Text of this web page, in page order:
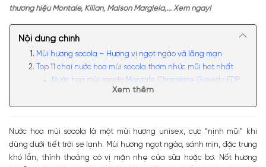
thương hiệu Montale, Kilian, Maison Margiela,... Xem ngay!
Nội dung chính
Mùi hương socola – Hương vị ngọt ngào và lãng mạn
Top 11 chai nước hoa mùi socola thơm nhức mũi hot nhất
Nước hoa mùi socola Montale Chocolate Greedy EDP
Nước hoa Kilian Black Phantom EDP
Nước hoa hương socola Tom Ford Black Orchid EDP
Nước hoa Maison Margiela Replica Matcha Meditation
EDT
Nước hoa mùi chocolate Jo Malone Scarlet Poppy
Xem thêm
Nước hoa mùi socola là một mùi hương unisex, cực “nịnh mũi” khi
dùng dưới tiết trời se lạnh. Mùi hương ngọt ngào, sánh mịn, đặc trưng
khó lẫn, thỉnh thoảng có vị mặn nhẹ của sữa hoặc bơ. Nốt hương